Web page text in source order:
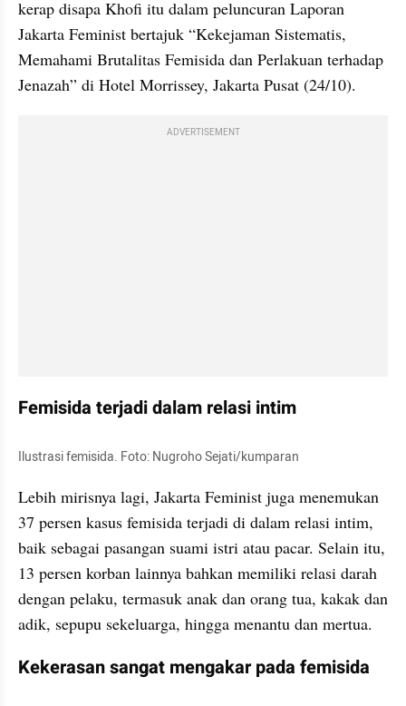
kerap disapa Khofi itu dalam peluncuran Laporan
Jakarta Feminist bertajuk “Kekejaman Sistematis,
Memahami Brutalitas Femisida dan Perlakuan terhadap
Jenazah” di Hotel Morrissey, Jakarta Pusat (24/10).
ADVERTISEMENT
Femisida terjadi dalam relasi intim
Ilustrasi femisida. Foto: Nugroho Sejati/kumparan
Lebih mirisnya lagi, Jakarta Feminist juga menemukan
37 persen kasus femisida terjadi di dalam relasi intim,
baik sebagai pasangan suami istri atau pacar. Selain itu,
13 persen korban lainnya bahkan memiliki relasi darah
dengan pelaku, termasuk anak dan orang tua, kakak dan
adik, sepupu sekeluarga, hingga menantu dan mertua.
Kekerasan sangat mengakar pada femisida